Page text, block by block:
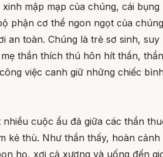
mập mạp của chúng, cái bụng
phận cơ thể ngon ngọt của
an toàn. Chúng là trẻ sơ sinh, suy
thần thích thú hôn hít thần, thần
việc canh giữ những chiếc
cuộc ẩu đả giữa các thần
kẻ thù. Như thần thấy, hoàn cảnh
họ, xơi cả xương và uống đến